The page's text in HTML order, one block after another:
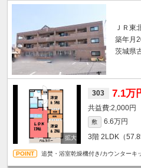
ＪＲ東
築年月
茨城県
303 7.1万
2,000円
敷 6.6万円
3階 2LDK（
追焚・浴室乾燥機付き/カウンターキ